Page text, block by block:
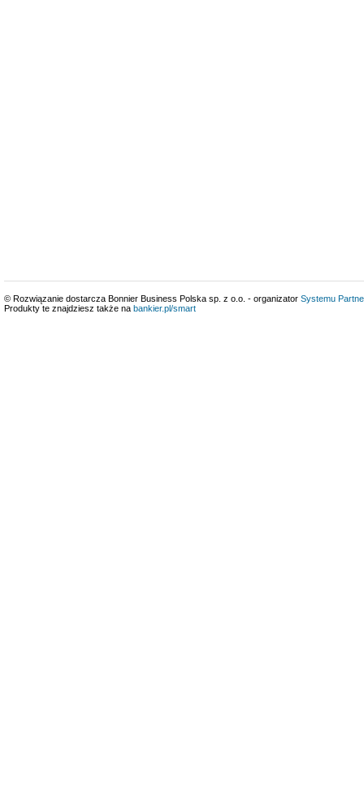
© Rozwiązanie dostarcza Bonnier Business Polska sp. z o.o. - organizator Systemu
Produkty te znajdziesz także na bankier.pl/smart